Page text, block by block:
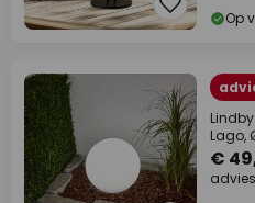
Op
Lago,
€